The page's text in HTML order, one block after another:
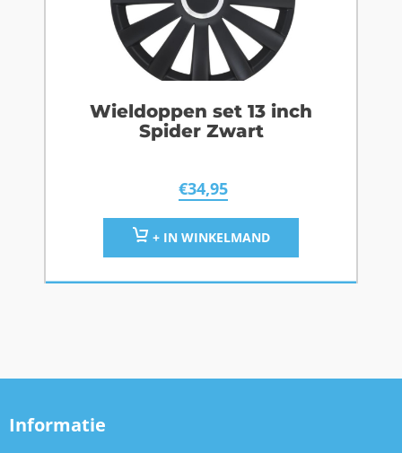
Wieldoppen set 13 inch
Spider Zwart
€34,95
+ IN WINKELMAND
Informatie